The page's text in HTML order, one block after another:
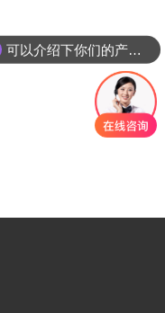
可以介绍下你们的产品么
你们是怎么收费的呢